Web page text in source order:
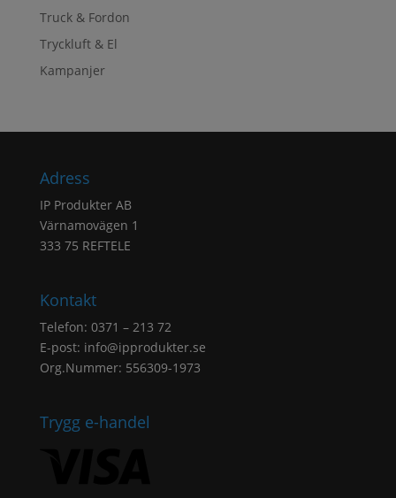
Truck & Fordon
Tryckluft & El
Kampanjer
Adress
IP Produkter AB
Värnamovägen 1
333 75 REFTELE
Kontakt
Telefon: 0371 – 213 72
E-post: info@ipprodukter.se
Org.Nummer: 556309-1973
Trygg e-handel